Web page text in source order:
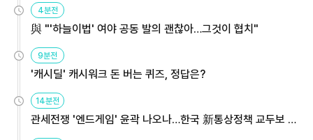
4분전
與 "'하늘이법' 여야 공동 발의 괜찮아…그것이 협치"
9분전
'캐시딜' 캐시워크 돈 버는 퀴즈, 정답은?
14분전
관세전쟁 '엔드게임' 윤곽 나오나…한국 新통상정책 교두보 활